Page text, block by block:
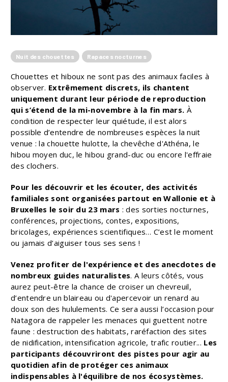
Nuit des chouettes Rapaces nocturnes
Chouettes et hiboux ne sont pas des animaux faciles à
observer. Extrêmement discrets, ils chantent
uniquement durant leur période de reproduction
qui s’étend de la mi-novembre à la fin mars. À
condition de respecter leur quiétude, il est alors
possible d’entendre de nombreuses espèces la nuit
venue : la chouette hulotte, la chevêche d'Athéna, le
hibou moyen duc, le hibou grand-duc ou encore l'effraie
des clochers.
Pour les découvrir et les écouter, des activités
familiales sont organisées partout en Wallonie et à
Bruxelles le soir du 23 mars : des sorties nocturnes,
conférences, projections, contes, expositions,
bricolages, expériences scientifiques… C’est le moment
ou jamais d’aiguiser tous ses sens !
Venez profiter de l'expérience et des anecdotes de
nombreux guides naturalistes. A leurs côtés, vous
aurez peut-être la chance de croiser un chevreuil,
d’entendre un blaireau ou d'apercevoir un renard au
doux son des hululements. Ce sera aussi l’occasion pour
Natagora de rappeler les menaces qui guettent notre
faune : destruction des habitats, raréfaction des sites
de nidification, intensification agricole, trafic routier... Les
participants découvriront des pistes pour agir au
quotidien afin de protéger ces animaux
indispensables à l'équilibre de nos écosystèmes.